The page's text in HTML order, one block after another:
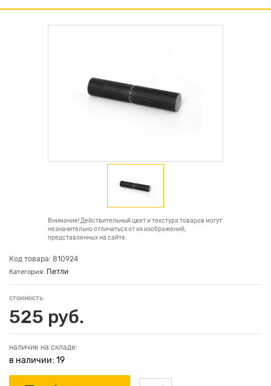
Внимание! Действительный цвет и текстура товаров могут
незначительно отличаться от их изображений,
представленных на сайте.
Код товара: 810924
Категория: Петли
стоимость:
525 руб.
наличие на складе:
в наличии: 19